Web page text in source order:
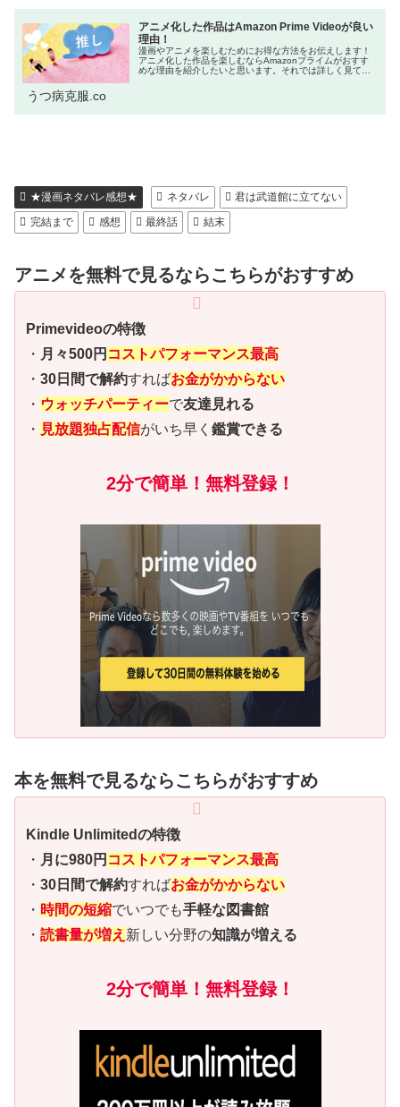
アニメ化した作品はAmazon Prime Videoが良い
理由！
漫画やアニメを楽しむためにお得な方法をお伝えします！
アニメ化した作品を楽しむならAmazonプライムがおすす
めな理由を紹介したいと思います。それでは詳しく見てい
うつ病克服.co
★漫画ネタバレ感想★ ネタバレ
君は武道館に立てない
完結まで
感想 最終話 結末
アニメを無料で見るならこちらがおすすめ
Primevideoの特徴
・ 月々500円 コストパフォーマンス最高
・ 30日間で解約すればお金がかからない
・ ウォッチパーティーで友達見れる
・ 見放題独占配信がいち早く 鑑賞できる
2分で簡単！無料登録！
本を無料で見るならこちらがおすすめ
Kindle Unlimitedの特徴
・ 月に980円 コストパフォーマンス最高
・ 30日間で解約すればお金がかからない
・ 時間の短縮でいつでも手軽な図書館
・ 読書量が増え 新しい分野の知識が増える
2分で簡単！無料登録！